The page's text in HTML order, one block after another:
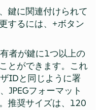
鍵に関連付けられて
するには、+ボタン
者が鍵に1つ以上の
とができます。これ
IDと同じように署
JPEGフォーマット
推奨サイズは、120